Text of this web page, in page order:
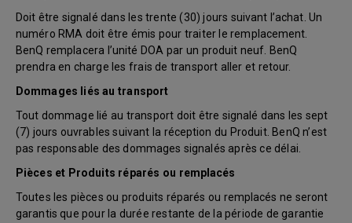
Doit être signalé dans les trente (30) jours suivant l’achat. Un
numéro RMA doit être émis pour traiter le remplacement.
BenQ remplacera l’unité DOA par un produit neuf. BenQ
prendra en charge les frais de transport aller et retour.
Dommages liés au transport
Tout dommage lié au transport doit être signalé dans les sept
(7) jours ouvrables suivant la réception du Produit. BenQ n’est
pas responsable des dommages signalés après ce délai.
Pièces et Produits réparés ou remplacés
Toutes les pièces ou produits réparés ou remplacés ne seront
garantis que pour la durée restante de la période de garantie